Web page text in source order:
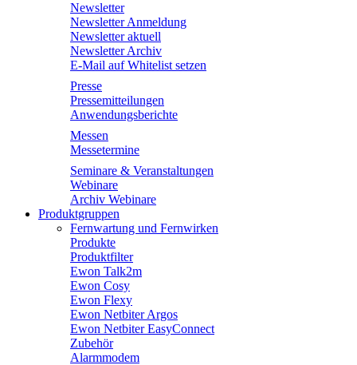
Newsletter
Newsletter Anmeldung
Newsletter aktuell
Newsletter Archiv
E-Mail auf Whitelist setzen
Presse
Pressemitteilungen
Anwendungsberichte
Messen
Messetermine
Seminare & Veranstaltungen
Webinare
Archiv Webinare
Produktgruppen
Fernwartung und Fernwirken
Produkte
Produktfilter
Ewon Talk2m
Ewon Cosy
Ewon Flexy
Ewon Netbiter Argos
Ewon Netbiter EasyConnect
Zubehör
Alarmmodem